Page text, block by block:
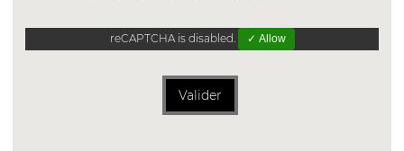
reCAPTCHA is disabled. ✓ Allow
Valider